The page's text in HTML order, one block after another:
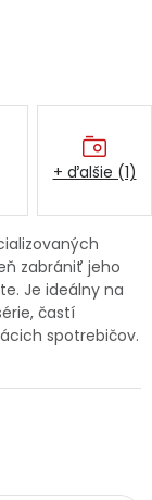
zabrániť jeho
Je ideálny na
častí
spotrebičov.
+ ďalšie (1)